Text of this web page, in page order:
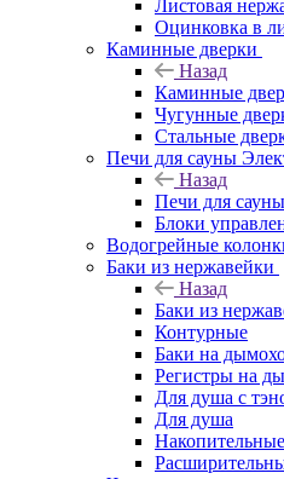
Листовая
Оцинковка в
Каминные дверки
Назад
Каминные
Чугунные
Стальные
Печи для сауны
Назад
Печи для
Блоки
Водогрейные
Баки из нержавейки
Назад
Баки из
Контурные
Баки на
Регистры на
Для душа с
Для душа
Накопительные